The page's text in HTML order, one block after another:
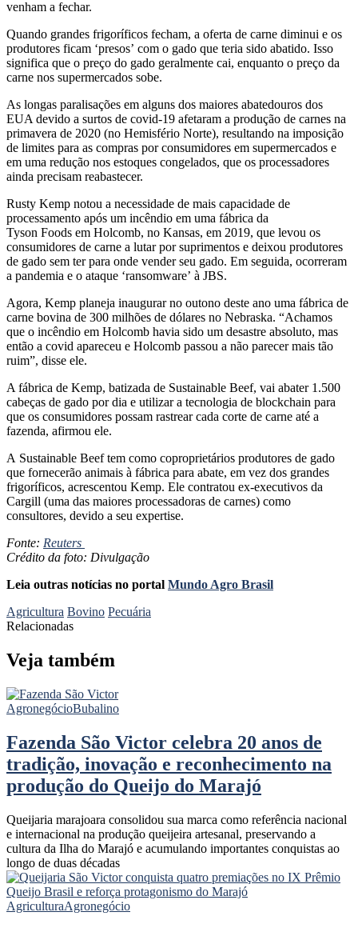
venham a fechar.
Quando grandes frigoríficos fecham, a oferta de carne diminui e os
produtores ficam ‘presos’ com o gado que teria sido abatido. Isso
significa que o preço do gado geralmente cai, enquanto o preço da
carne nos supermercados sobe.
As longas paralisações em alguns dos maiores abatedouros dos
EUA devido a surtos de covid-19 afetaram a produção de carnes na
primavera de 2020 (no Hemisfério Norte), resultando na imposição
de limites para as compras por consumidores em supermercados e
em uma redução nos estoques congelados, que os processadores
ainda precisam reabastecer.
Rusty Kemp notou a necessidade de mais capacidade de
processamento após um incêndio em uma fábrica da
Tyson Foods em Holcomb, no Kansas, em 2019, que levou os
consumidores de carne a lutar por suprimentos e deixou produtores
de gado sem ter para onde vender seu gado. Em seguida, ocorreram
a pandemia e o ataque ‘ransomware’ à JBS.
Agora, Kemp planeja inaugurar no outono deste ano uma fábrica de
carne bovina de 300 milhões de dólares no Nebraska. “Achamos
que o incêndio em Holcomb havia sido um desastre absoluto, mas
então a covid apareceu e Holcomb passou a não parecer mais tão
ruim”, disse ele.
A fábrica de Kemp, batizada de Sustainable Beef, vai abater 1.500
cabeças de gado por dia e utilizar a tecnologia de blockchain para
que os consumidores possam rastrear cada corte de carne até a
fazenda, afirmou ele.
A Sustainable Beef tem como coproprietários produtores de gado
que fornecerão animais à fábrica para abate, em vez dos grandes
frigoríficos, acrescentou Kemp. Ele contratou ex-executivos da
Cargill (uma das maiores processadoras de carnes) como
consultores, devido a seu expertise.
Fonte: Reuters
Crédito da foto: Divulgação
Leia outras notícias no portal Mundo Agro Brasil
Agricultura Bovino Pecuária
Relacionadas
Veja também
AgronegócioBubalino
Fazenda São Victor celebra 20 anos de
tradição, inovação e reconhecimento na
produção do Queijo do Marajó
Queijaria marajoara consolidou sua marca como referência nacional
e internacional na produção queijeira artesanal, preservando a
cultura da Ilha do Marajó e acumulando importantes conquistas ao
longo de duas décadas
AgriculturaAgronegócio